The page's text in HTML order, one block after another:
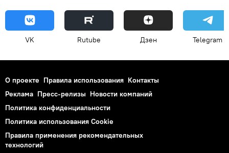
VK Rutube Дзен Telegram
О проекте Правила использования Контакты
Реклама Пресс-релизы Новости компаний
Политика конфиденциальности
Политика использования Cookie
Правила применения рекомендательных
технологий